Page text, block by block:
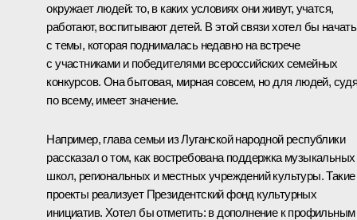
окружает людей: то, в каких условиях они живут, учатся,
работают, воспитывают детей. В этой связи хотел бы начать
с темы, которая поднималась недавно на встрече
с участниками и победителями всероссийских семейных
конкурсов. Она бытовая, мирная совсем, но для людей,
по всему, имеет значение.
Например, глава семьи из Луганской народной республики
рассказал о том, как востребована поддержка музыкальных
школ, региональных и местных учреждений культуры. Такие
проекты реализует Президентский фонд культурных
инициатив. Хотел бы отметить: в дополнение к профильным